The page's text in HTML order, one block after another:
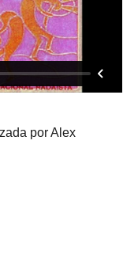
por Alex